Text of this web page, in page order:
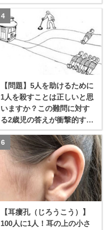
【問題】5人を助けるために
1人を殺すことは正しいと思
いますか？この難問に対す
る2歳児の答えが衝撃的すぎ
る！！
【耳瘻孔（じろうこう）】
100人に1人！耳の上の小さ